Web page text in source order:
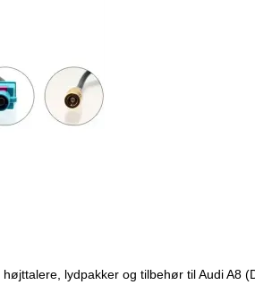
lydpakker og tilbehør til Audi